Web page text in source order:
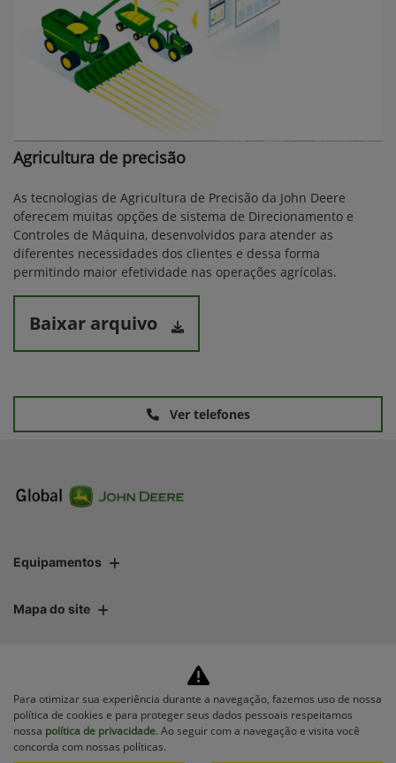
Agricultura de precisão
As tecnologias de Agricultura de Precisão da John Deere
oferecem muitas opções de sistema de Direcionamento e
Controles de Máquina, desenvolvidos para atender as
diferentes necessidades dos clientes e dessa forma
permitindo maior efetividade nas operações agrícolas.
Baixar arquivo
Ver telefones
Equipamentos
Mapa do site
Para otimizar sua experiência durante a navegação, fazemos uso de nossa
política de cookies e para proteger seus dados pessoais respeitamos
nossa política de privacidade. Ao seguir com a navegação e visita você
concorda com nossas políticas.